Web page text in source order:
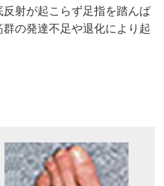
射が起こらず足指を踏んば
の発達不足や退化により起